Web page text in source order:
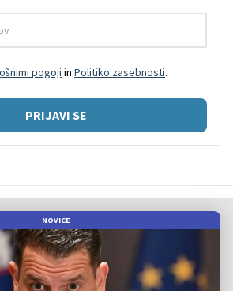
pogoji in Politiko zasebnosti.
PRIJAVI SE
NOVICE